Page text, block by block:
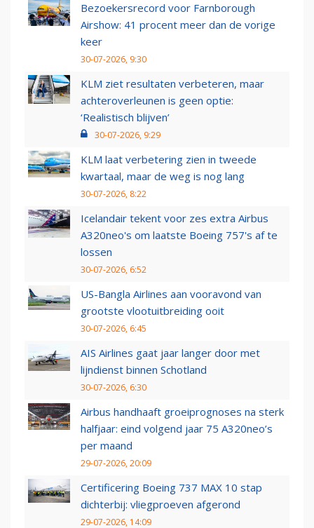
Bezoekersrecord voor Farnborough
Airshow: 41 procent meer dan de vorige
keer
30-07-2026, 9:30
KLM ziet resultaten verbeteren, maar
achteroverleunen is geen optie:
‘Realistisch blijven’
30-07-2026, 9:29
KLM laat verbetering zien in tweede
kwartaal, maar de weg is nog lang
30-07-2026, 8:22
Icelandair tekent voor zes extra Airbus
A320neo's om laatste Boeing 757's af te
lossen
30-07-2026, 6:52
US-Bangla Airlines aan vooravond van
grootste vlootuitbreiding ooit
30-07-2026, 6:45
AIS Airlines gaat jaar langer door met
lijndienst binnen Schotland
30-07-2026, 6:30
Airbus handhaaft groeiprognoses na sterk
halfjaar: eind volgend jaar 75 A320neo’s
per maand
29-07-2026, 20:09
Certificering Boeing 737 MAX 10 stap
dichterbij: vliegproeven afgerond
29-07-2026, 14:09